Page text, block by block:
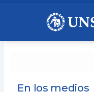
En los medios